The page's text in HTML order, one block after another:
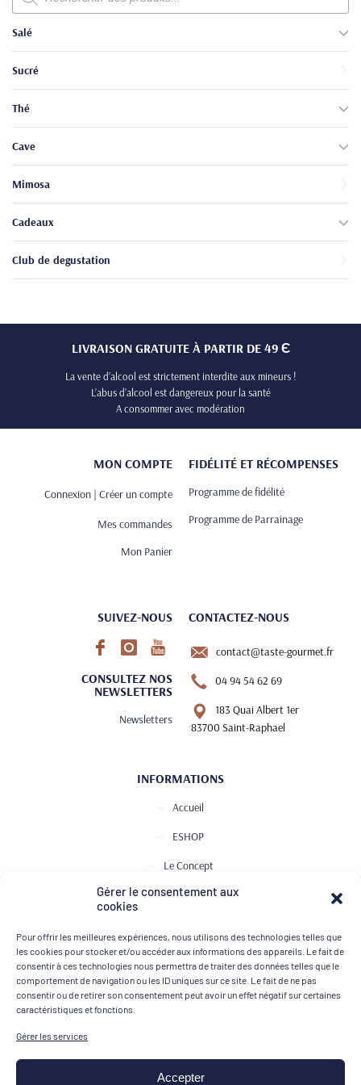
Gérer le consentement aux
cookies
Pour offrir les meilleures expériences, nous utilisons des technologies telles que
les cookies pour stocker et/ou accéder aux informations des appareils. Le fait de
consentir à ces technologies nous permettra de traiter des données telles que le
comportement de navigation ou les ID uniques sur ce site. Le fait de ne pas
consentir ou de retirer son consentement peut avoir un effet négatif sur certaines
caractéristiques et fonctions.
Gérer les services
Accepter
produits
Salé
Sucré
Thé
Cave
Mimosa
Cadeaux
Club de degustation
LIVRAISON GRATUITE À PARTIR DE 49 Є
La vente d’alcool est strictement interdite aux mineurs !
L’abus d’alcool est dangereux pour la santé
A consommer avec modération
MON COMPTE
Connexion | Créer un compte
Mes commandes
Mon Panier
FIDÉLITÉ ET RÉCOMPENSES
Programme de fidélité
Programme de Parrainage
SUIVEZ-NOUS
CONSULTEZ NOS
NEWSLETTERS
Newsletters
CONTACTEZ-NOUS
contact@taste-gourmet.fr
04 94 54 62 69
183 Quai Albert 1er
83700 Saint-Raphael
INFORMATIONS
Accueil
ESHOP
Le Concept
Club de Dégustation
Contact
MOYENS DE PAIEMENT